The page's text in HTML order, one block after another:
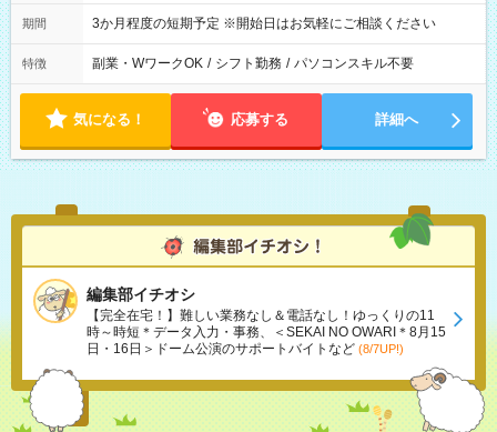
期間 3か月程度の短期予定 ※開始日はお気軽にご相談ください
特徴 副業・WワークOK / シフト勤務 / パソコンスキル不要
気になる！ 応募する 詳細へ
編集部イチオシ
【完全在宅！】難しい業務なし＆電話なし！ゆっくりの11
時～時短＊データ入力・事務、＜SEKAI NO OWARI＊8月15
日・16日＞ドーム公演のサポートバイトなど (8/7UP!)